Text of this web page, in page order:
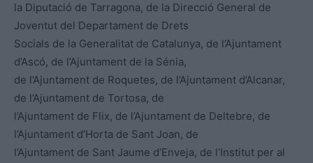
la Diputació de Tarragona, de la Direcció General de
Joventut del Departament de Drets
Socials de la Generalitat de Catalunya, de l’Ajuntament
d’Ascó, de l’Ajuntament de la Sénia,
de l’Ajuntament de Roquetes, de l’Ajuntament d’Alcanar,
de l’Ajuntament de Tortosa, de
l’Ajuntament de Flix, de l’Ajuntament de Deltebre, de
l’Ajuntament d’Horta de Sant Joan, de
l’Ajuntament de Sant Jaume d’Enveja, de l’Institut per al